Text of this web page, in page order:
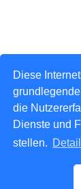
Diese
die
Dienste und
stellen.